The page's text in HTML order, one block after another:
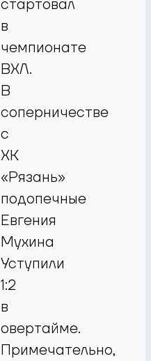
стартовал
в
чемпионате
ВХЛ.
В
соперничестве
с
ХК
«Рязань»
подопечные
Евгения
Мухина
Уступили
1:2
в
овертайме.
Примечательно,